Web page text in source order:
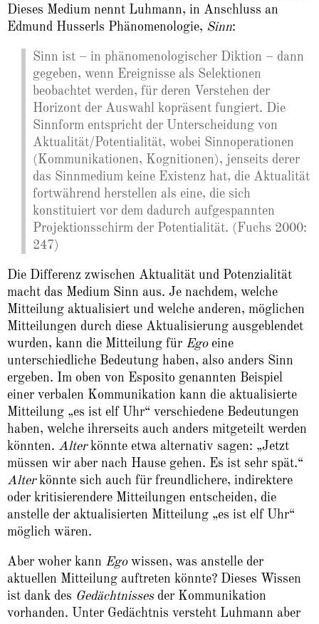
Dieses Medium nennt Luhmann, in Anschluss an
Edmund Husserls Phänomenologie, Sinn:
Sinn ist – in phänomenologischer Diktion – dann
gegeben, wenn Ereignisse als Selektionen
beobachtet werden, für deren Verstehen der
Horizont der Auswahl kopräsent fungiert. Die
Sinnform entspricht der Unterscheidung von
Aktualität/Potentialität, wobei Sinnoperationen
(Kommunikationen, Kognitionen), jenseits derer
das Sinnmedium keine Existenz hat, die Aktualität
fortwährend herstellen als eine, die sich
konstituiert vor dem dadurch aufgespannten
Projektionsschirm der Potentialität. (Fuchs 2000:
247)
Die Differenz zwischen Aktualität und Potenzialität
macht das Medium Sinn aus. Je nachdem, welche
Mitteilung aktualisiert und welche anderen, möglichen
Mitteilungen durch diese Aktualisierung ausgeblendet
wurden, kann die Mitteilung für Egoeine
unterschiedliche Bedeutung haben, also anders Sinn
ergeben. Im oben von Esposito genannten Beispiel
einer verbalen Kommunikation kann die aktualisierte
Mitteilung „es ist elf Uhr“ verschiedene Bedeutungen
haben, welche ihrerseits auch anders mitgeteilt werden
könnten. Alterkönnte etwa alternativ sagen: „Jetzt
müssen wir aber nach Hause gehen. Es ist sehr spät.“
Alterkönnte sich auch für freundlichere, indirektere
oder kritisierendere Mitteilungen entscheiden, die
anstelle der aktualisierten Mitteilung „es ist elf Uhr“
möglich wären.
Aber woher kann Egowissen, was anstelle der
aktuellen Mitteilung auftreten könnte? Dieses Wissen
ist dank des Gedächtnissesder Kommunikation
vorhanden. Unter Gedächtnis versteht Luhmann aber